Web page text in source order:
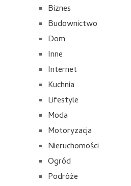
Biznes
Budownictwo
Dom
Inne
Internet
Kuchnia
Lifestyle
Moda
Motoryzacja
Nieruchomości
Ogród
Podróże